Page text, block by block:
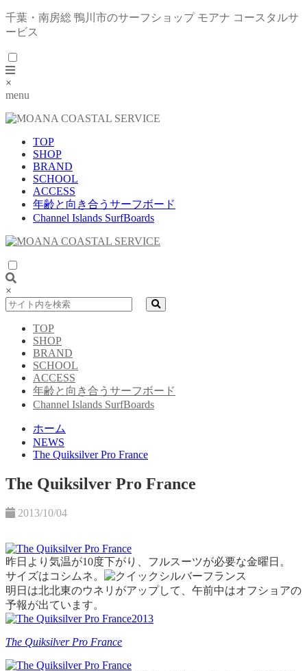
千葉・南房総 鴨川市のサーフショップ モアナ コースタルサ
ービス
×
menu
TOP
SHOP
BRAND
SCHOOL
ACCESS
年齢と向き合うサーフボード
Channel Islands SurfBoards
×
TOP
SHOP
BRAND
SCHOOL
ACCESS
年齢と向き合うサーフボード
Channel Islands SurfBoards
ホーム
NEWS
The Quiksilver Pro France
The Quiksilver Pro France
2013/10/04
昨日より気温が10度下がり、フルスーツが必要な金曜日。
サイズはコシムネ。
明日は北北東のウネリがアップして、午前中はオフショアの
予報が出ています。
The Quiksilver Pro France